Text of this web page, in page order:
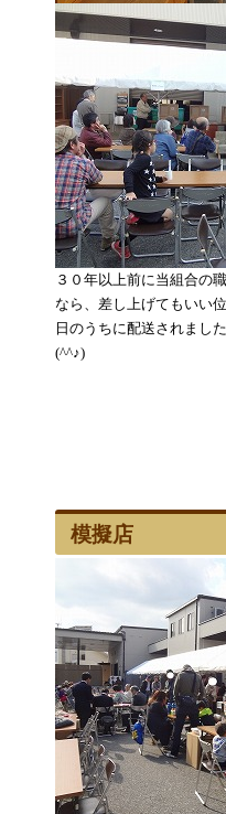
３０年以上前に当組合の
なら、差し上げてもいい
日のうちに配送されまし
(^^♪)
模擬店